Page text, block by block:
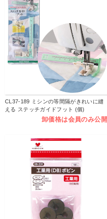
CL37-189 ミシンの等間隔がきれいに縫
える ステッチガイドフット (個)
卸価格は会員のみ公開